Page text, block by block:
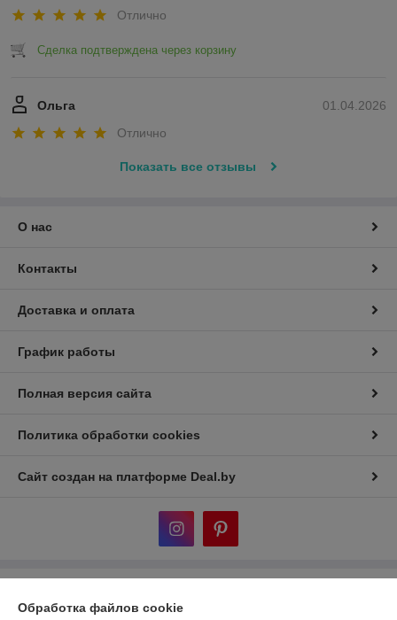
Отлично
Сделка подтверждена через корзину
01.04.2026
Ольга
Отлично
Показать все отзывы
О нас
Контакты
Доставка и оплата
График работы
Полная версия сайта
Политика обработки cookies
Сайт создан на платформе Deal.by
Обработка файлов cookie